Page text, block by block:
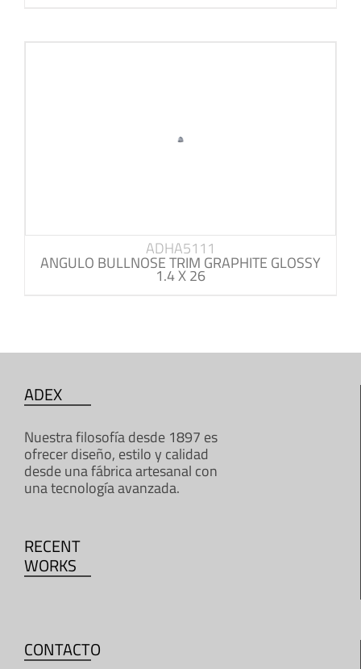
ADHA5111
ANGULO BULLNOSE TRIM GRAPHITE GLOSSY
1.4 X 26
ADEX
Nuestra filosofía desde 1897 es
ofrecer diseño, estilo y calidad
desde una fábrica artesanal con
una tecnología avanzada.
RECENT
WORKS
CONTACTO